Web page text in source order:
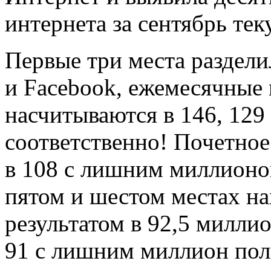
интернета за сентябрь
Первые три места
и Facebook, ежемесячные
насчитываются в 146,
соответственно!
в 108 с лишним
пятом и шестом местах
результатом в 92,5
91 с лишним миллион